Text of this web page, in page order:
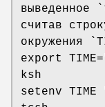
считав
окружения
export
ksh
setenv